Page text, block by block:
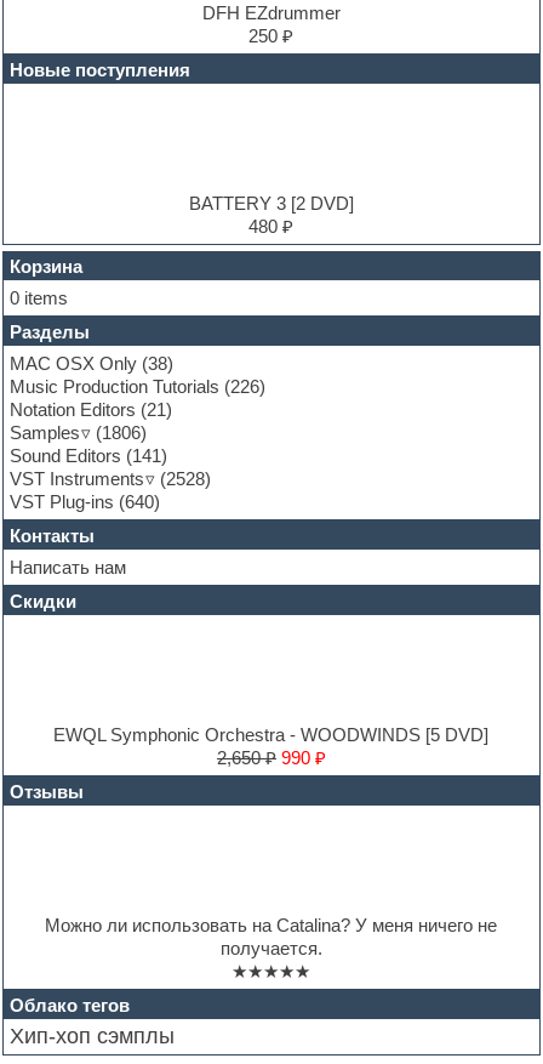
Electric guitar
Electric piano
FL Studio
Flute
Folk samples
Fruityloops
Funk
Garritan
General MIDI kits
Guitar emulation
Guitar loops
Guitar processing and effects
Hands-up samples
Hardstyle
Heavy metal sample packs
Hip-hop
House music
Hypersonic
Jazz
Loops
Maschine Expansion
Massive presets
Mastering plug-ins
Notation software
Orchestra drums
Organ
Pads
DFH EZdrummer
250 ₽
Новые поступления
BATTERY 3 [2 DVD]
480 ₽
Корзина
0 items
Разделы
MAC OSX Only (38)
Music Production Tutorials (226)
Notation Editors (21)
Samples
(1806)
Sound Editors (141)
VST Instruments
(2528)
VST Plug-ins (640)
Контакты
Написать нам
Скидки
EWQL Symphonic Orchestra - WOODWINDS [5 DVD]
2,650 ₽ 990 ₽
Отзывы
Можно ли использовать на Catalina? У меня ничего не
получается.
★★★★★
Облако тегов
Хип-хоп сэмплы